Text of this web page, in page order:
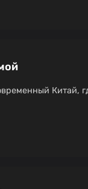
Китай,